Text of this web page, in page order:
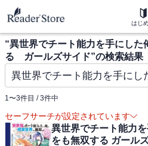
はじ
“異世界でチート能力を手にした
る ガールズサイド”の検索結果
1〜3件目 / 3件中
セーフサーチが設定されています
異世界でチート能力
をも無双する ガール